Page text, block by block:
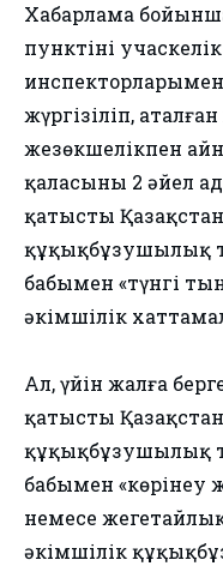
Хабарлама
пунктінің
жүргізіліп,
жезөкшелікпен
қаласының 2 әйел
қатысты
құқықбұзушылық
бабымен «түнгі
әкімшілік
Ал, үйін жалға
қатысты
құқықбұзушылық
бабымен «көрінеу
немесе
әкімшілік